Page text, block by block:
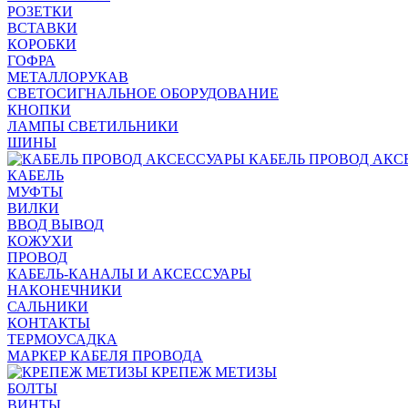
РОЗЕТКИ
ВСТАВКИ
КОРОБКИ
ГОФРА
МЕТАЛЛОРУКАВ
СВЕТОСИГНАЛЬНОЕ ОБОРУДОВАНИЕ
КНОПКИ
ЛАМПЫ СВЕТИЛЬНИКИ
ШИНЫ
КАБЕЛЬ ПРОВОД
КАБЕЛЬ
МУФТЫ
ВИЛКИ
ВВОД ВЫВОД
КОЖУХИ
ПРОВОД
КАБЕЛЬ-КАНАЛЫ И АКСЕССУАРЫ
НАКОНЕЧНИКИ
САЛЬНИКИ
КОНТАКТЫ
ТЕРМОУСАДКА
МАРКЕР КАБЕЛЯ ПРОВОДА
КРЕПЕЖ МЕТИЗЫ
БОЛТЫ
ВИНТЫ